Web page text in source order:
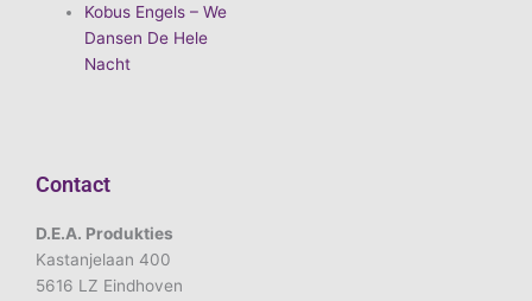
Kobus Engels – We
Dansen De Hele
Nacht
Contact
D.E.A. Produkties
Kastanjelaan 400
5616 LZ Eindhoven